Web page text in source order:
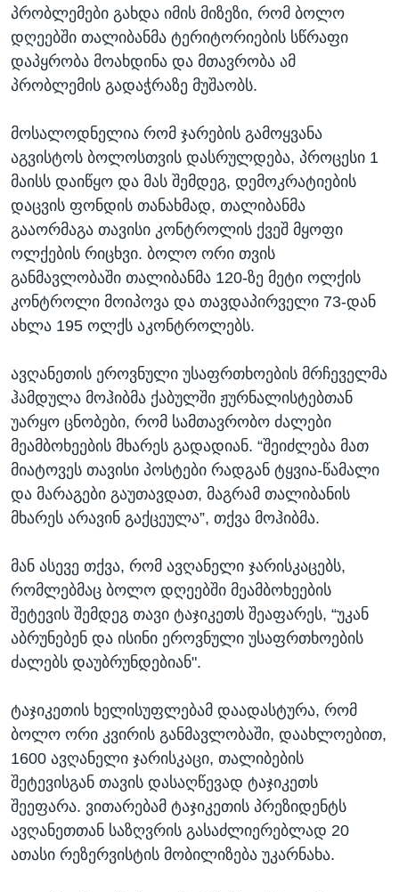
პრობლემები გახდა იმის მიზეზი, რომ ბოლო
დღეებში თალიბანმა ტერიტორიების სწრაფი
დაპყრობა მოახდინა და მთავრობა ამ
პრობლემის გადაჭრაზე მუშაობს.
მოსალოდნელია რომ ჯარების გამოყვანა
აგვისტოს ბოლოსთვის დასრულდება, პროცესი 1
მაისს დაიწყო და მას შემდეგ, დემოკრატიების
დაცვის ფონდის თანახმად, თალიბანმა
გააორმაგა თავისი კონტროლის ქვეშ მყოფი
ოლქების რიცხვი. ბოლო ორი თვის
განმავლობაში თალიბანმა 120-ზე მეტი ოლქის
კონტროლი მოიპოვა და თავდაპირველი 73-დან
ახლა 195 ოლქს აკონტროლებს.
ავღანეთის ეროვნული უსაფრთხოების მრჩეველმა
ჰამდულა მოჰიბმა ქაბულში ჟურნალისტებთან
უარყო ცნობები, რომ სამთავრობო ძალები
მეამბოხეების მხარეს გადადიან. “შეიძლება მათ
მიატოვეს თავისი პოსტები რადგან ტყვია-წამალი
და მარაგები გაუთავდათ, მაგრამ თალიბანის
მხარეს არავინ გაქცეულა”, თქვა მოჰიბმა.
მან ასევე თქვა, რომ ავღანელი ჯარისკაცებს,
რომლებმაც ბოლო დღეებში მეამბოხეების
შეტევის შემდეგ თავი ტაჯიკეთს შეაფარეს, “უკან
აბრუნებენ და ისინი ეროვნული უსაფრთხოების
ძალებს დაუბრუნდებიან".
ტაჯიკეთის ხელისუფლებამ დაადასტურა, რომ
ბოლო ორი კვირის განმავლობაში, დაახლოებით,
1600 ავღანელი ჯარისკაცი, თალიბების
შეტევისგან თავის დასაღწევად ტაჯიკეთს
შეეფარა. ვითარებამ ტაჯიკეთის პრეზიდენტს
ავღანეთთან საზღვრის გასაძლიერებლად 20
ათასი რეზერვისტის მობილიზება უკარნახა.